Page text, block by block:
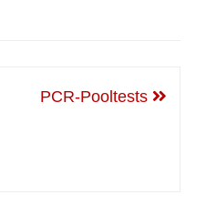
PCR-Pooltests